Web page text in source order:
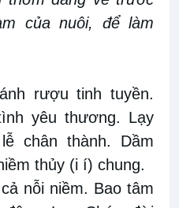
của nuôi, để làm
rượu tinh tuyền.
yêu thương. Lạy
chân thành. Dầm
thủy (i í) chung.
nỗi niềm. Bao tâm